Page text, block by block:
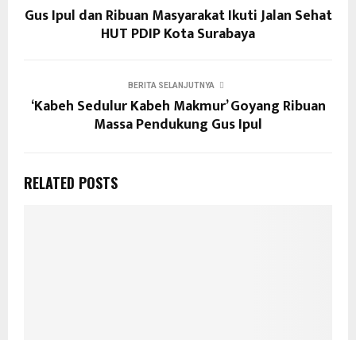
Gus Ipul dan Ribuan Masyarakat Ikuti Jalan Sehat
HUT PDIP Kota Surabaya
BERITA SELANJUTNYA
‘Kabeh Sedulur Kabeh Makmur’ Goyang Ribuan
Massa Pendukung Gus Ipul
RELATED POSTS